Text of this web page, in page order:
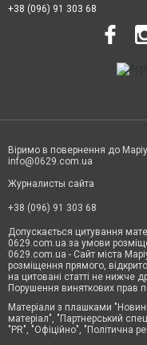
+38 (096) 91 303 68
Віримо в повернення до
info@0629.com.ua
Журналисты сайта
+38 (096) 91 303 68
Допускається цитування
0629.com.ua за умови
0629.com.ua - Сайт міста
розміщення прямого,
на цитовані статті не нижче
Порушення виняткових прав
Матеріали з плашками
матеріал", "Партнерський
"PR", "Офіційно", "Політична